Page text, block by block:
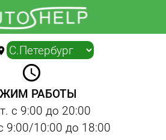
▼
query_builder
РАБОТЫ
с 9:00 до 20:00
9:00/10:00 до 18:00